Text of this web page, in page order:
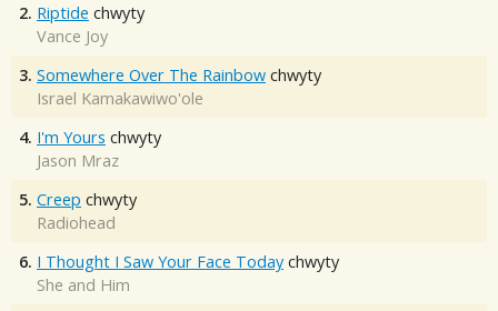
2. Riptide chwyty
Vance Joy
3. Somewhere Over The Rainbow chwyty
Israel Kamakawiwo'ole
4. I'm Yours chwyty
Jason Mraz
5. Creep chwyty
Radiohead
6. I Thought I Saw Your Face Today chwyty
She and Him